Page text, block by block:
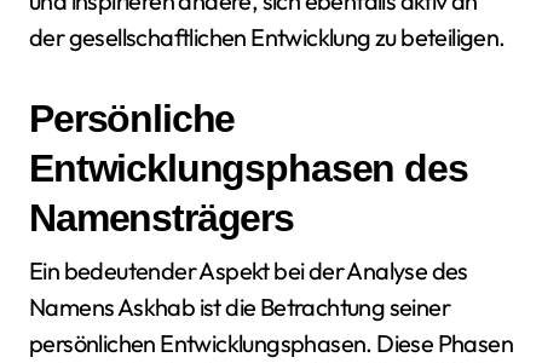
der gesellschaftlichen Entwicklung zu beteiligen.
Persönliche
Entwicklungsphasen des
Namensträgers
Ein bedeutender Aspekt bei der Analyse des
Namens Askhab ist die Betrachtung seiner
persönlichen Entwicklungsphasen. Diese Phasen